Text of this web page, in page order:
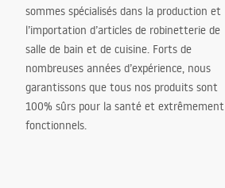
sommes spécialisés dans la production et
l’importation d’articles de robinetterie de
salle de bain et de cuisine. Forts de
nombreuses années d’expérience, nous
garantissons que tous nos produits sont
100% sûrs pour la santé et extrêmement
fonctionnels.